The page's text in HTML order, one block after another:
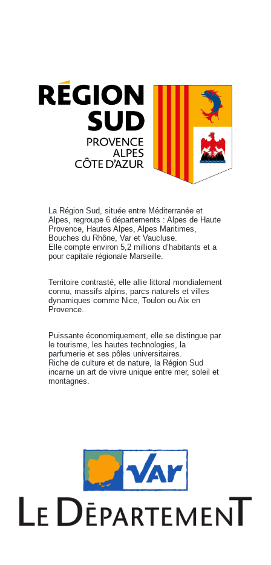
La Région Sud, située entre Méditerranée et
Alpes, regroupe 6 départements : Alpes de Haute
Provence, Hautes Alpes, Alpes Maritimes,
Bouches du Rhône, Var et Vaucluse.
Elle compte environ 5,2 millions d’habitants et a
pour capitale régionale Marseille.
Territoire contrasté, elle allie littoral mondialement
connu, massifs alpins, parcs naturels et villes
dynamiques comme Nice, Toulon ou Aix en
Provence.
Puissante économiquement, elle se distingue par
le tourisme, les hautes technologies, la
parfumerie et ses pôles universitaires.
Riche de culture et de nature, la Région Sud
incarne un art de vivre unique entre mer, soleil et
montagnes.